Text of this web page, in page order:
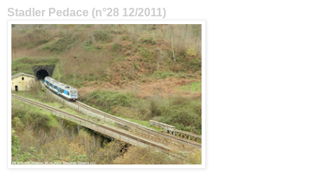
Stadler Pedace (n°28 12/2011)